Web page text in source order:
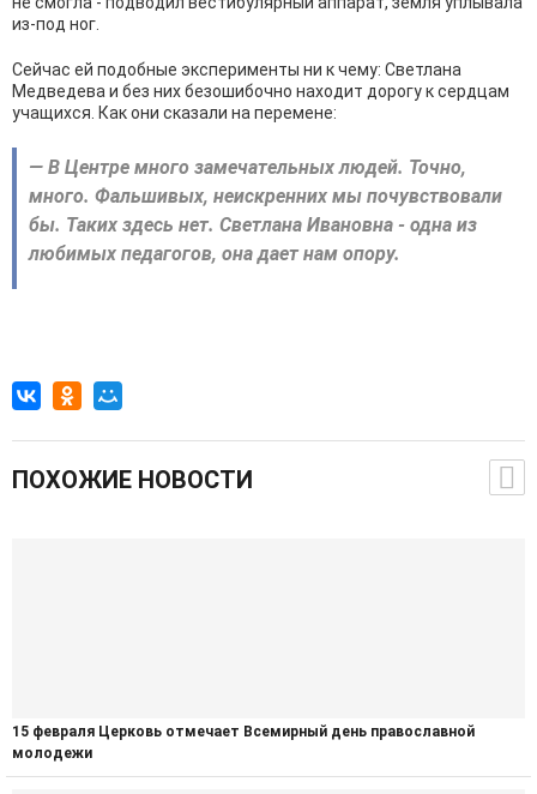
из-под ног.
Сейчас ей подобные эксперименты ни к чему: Светлана
Медведева и без них безошибочно находит дорогу к сердцам
учащихся. Как они сказали на перемене:
— В Центре много замечательных людей. Точно,
много. Фальшивых, неискренних мы почувствовали
бы. Таких здесь нет. Светлана Ивановна - одна из
любимых педагогов, она дает нам опору.
ПОХОЖИЕ НОВОСТИ
15 февраля Церковь отмечает Всемирный день православной
молодежи